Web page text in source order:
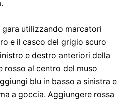
utilizzando marcatori
e il casco del grigio scuro
e destro anteriori della
rosso al centro del muso
blu in basso a sinistra e
a goccia. Aggiungere rossa